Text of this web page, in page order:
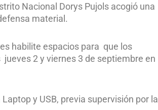
Nacional Dorys Pujols acogió una
material.
habilite espacios para que los
2 y viernes 3 de septiembre en
y USB, previa supervisión por la